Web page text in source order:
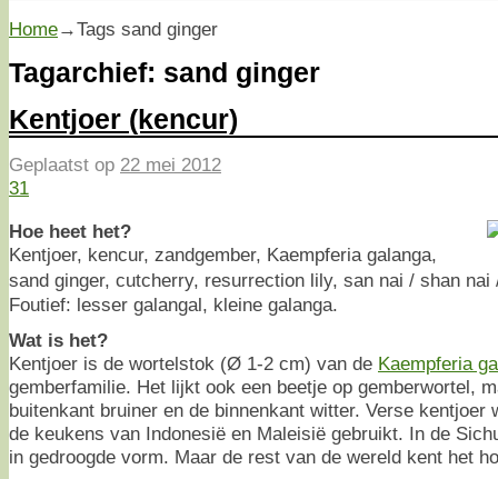
Home→Tags sand ginger
Tagarchief: sand ginger
Kentjoer (kencur)
Geplaatst op 22 mei 2012
31
Hoe heet het?
Kentjoer, kencur, zandgember, Kaempferia galanga,
sand ginger, cutcherry, resurrection lily, san nai / shan
Foutief: lesser galangal, kleine galanga.
Wat is het?
Kentjoer is de wortelstok (Ø 1-2 cm) van de Kaempferia
gemberfamilie. Het lijkt ook een beetje op gemberwortel,
buitenkant bruiner en de binnenkant witter. Verse kentjoer
de keukens van Indonesië en Maleisië gebruikt. In de
in gedroogde vorm. Maar de rest van de wereld kent het